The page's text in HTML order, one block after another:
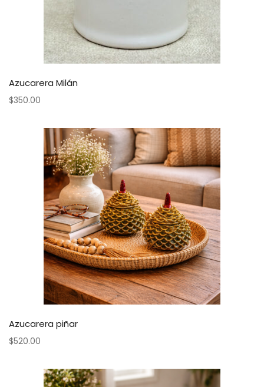
Azucarera Milán
$350.00
Azucarera piñar
$520.00